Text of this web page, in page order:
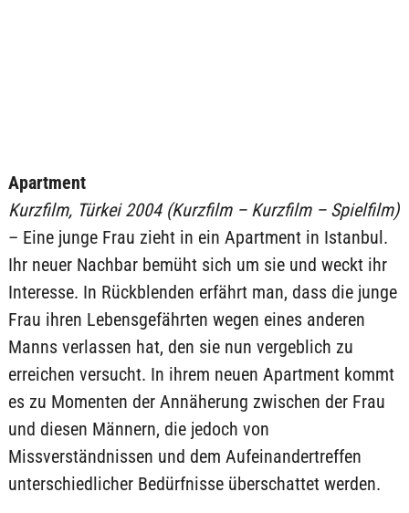
Apartment
Kurzfilm, Türkei 2004 (Kurzfilm – Kurzfilm – Spielfilm)
– Eine junge Frau zieht in ein Apartment in Istanbul.
Ihr neuer Nachbar bemüht sich um sie und weckt ihr
Interesse. In Rückblenden erfährt man, dass die junge
Frau ihren Lebensgefährten wegen eines anderen
Manns verlassen hat, den sie nun vergeblich zu
erreichen versucht. In ihrem neuen Apartment kommt
es zu Momenten der Annäherung zwischen der Frau
und diesen Männern, die jedoch von
Missverständnissen und dem Aufeinandertreffen
unterschiedlicher Bedürfnisse überschattet werden.